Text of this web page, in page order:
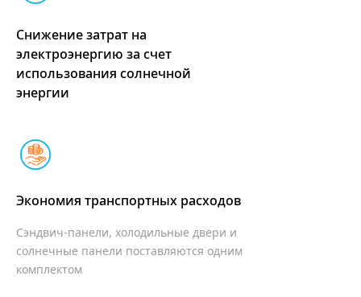
Снижение затрат на
электроэнергию за счет
использования солнечной
энергии
Экономия транспортных расходов
Сэндвич-панели, холодильные двери и
солнечные панели поставляются одним
комплектом